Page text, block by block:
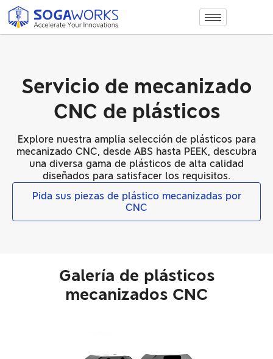
Servicio de mecanizado
CNC de plásticos
Explore nuestra amplia selección de plásticos para
mecanizado CNC, desde ABS hasta PEEK, descubra
una diversa gama de plásticos de alta calidad
diseñados para satisfacer los requisitos.
Pida sus piezas de plástico mecanizadas por
CNC
Galería de plásticos
mecanizados CNC